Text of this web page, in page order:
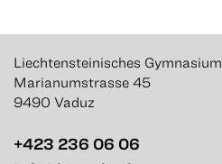
Liechtensteinisches Gymnasium
Marianumstrasse 45
9490 Vaduz
+423 236 06 06